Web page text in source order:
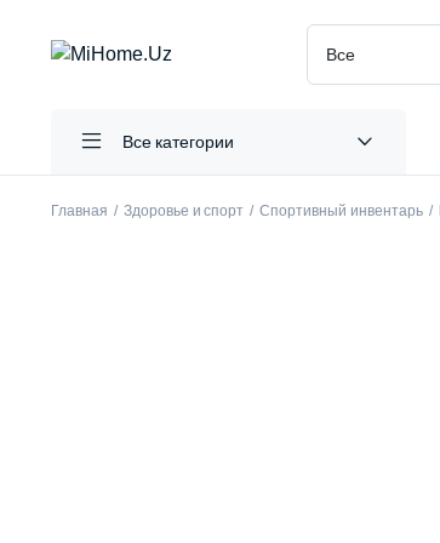
Все категории
Главная Здоровье и спорт Спортивный инвентарь